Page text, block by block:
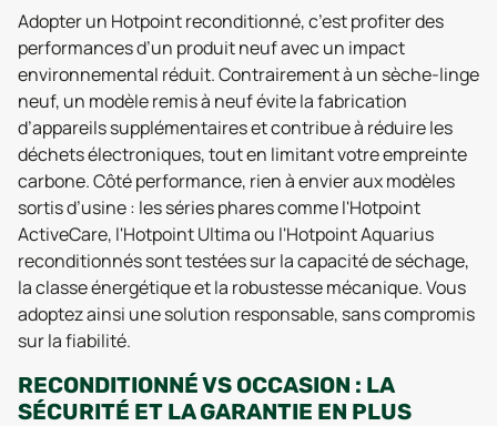
Adopter un Hotpoint reconditionné, c’est profiter des
performances d’un produit neuf avec un impact
environnemental réduit. Contrairement à un sèche-linge
neuf, un modèle remis à neuf évite la fabrication
d’appareils supplémentaires et contribue à réduire les
déchets électroniques, tout en limitant votre empreinte
carbone. Côté performance, rien à envier aux modèles
sortis d’usine : les séries phares comme l'Hotpoint
ActiveCare, l'Hotpoint Ultima ou l'Hotpoint Aquarius
reconditionnés sont testées sur la capacité de séchage,
la classe énergétique et la robustesse mécanique. Vous
adoptez ainsi une solution responsable, sans compromis
sur la fiabilité.
RECONDITIONNÉ VS OCCASION : LA
SÉCURITÉ ET LA GARANTIE EN PLUS